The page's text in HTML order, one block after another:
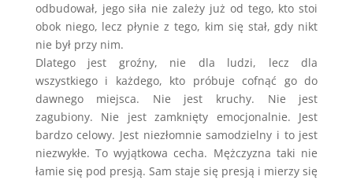
odbudował, jego siła nie zależy już od tego, kto stoi
obok niego, lecz płynie z tego, kim się stał, gdy nikt
nie był przy nim.
Dlatego jest groźny, nie dla ludzi, lecz dla
wszystkiego i każdego, kto próbuje cofnąć go do
dawnego miejsca. Nie jest kruchy. Nie jest
zagubiony. Nie jest zamknięty emocjonalnie. Jest
bardzo celowy. Jest niezłomnie samodzielny i to jest
niezwykłe. To wyjątkowa cecha. Mężczyzna taki nie
łamie się pod presją. Sam staje się presją i mierzy się